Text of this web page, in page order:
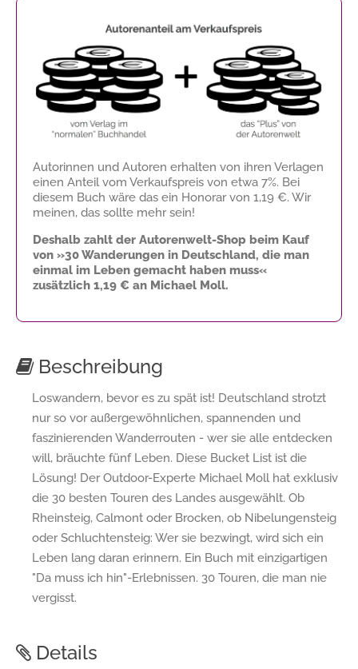
Autorinnen und Autoren erhalten von ihren Verlagen
einen Anteil vom Verkaufspreis von etwa 7%. Bei
diesem Buch wäre das ein Honorar von 1,19 €. Wir
meinen, das sollte mehr sein!
Deshalb zahlt der Autorenwelt-Shop beim Kauf
von »30 Wanderungen in Deutschland, die man
einmal im Leben gemacht haben muss«
zusätzlich 1,19 € an Michael Moll.
Beschreibung
Loswandern, bevor es zu spät ist! Deutschland strotzt
nur so vor außergewöhnlichen, spannenden und
faszinierenden Wanderrouten - wer sie alle entdecken
will, bräuchte fünf Leben. Diese Bucket List ist die
Lösung! Der Outdoor-Experte Michael Moll hat exklusiv
die 30 besten Touren des Landes ausgewählt. Ob
Rheinsteig, Calmont oder Brocken, ob Nibelungensteig
oder Schluchtensteig: Wer sie bezwingt, wird sich ein
Leben lang daran erinnern. Ein Buch mit einzigartigen
"Da muss ich hin"-Erlebnissen. 30 Touren, die man nie
vergisst.
Details